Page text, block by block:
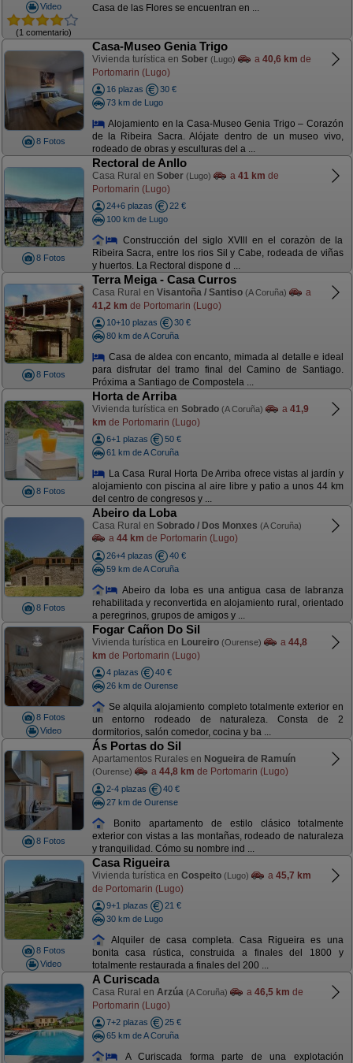
Video
(1 comentario)
Casa de las Flores se encuentran en ...
8 Fotos
Casa-Museo Genia Trigo
Vivienda turística en Sober (Lugo) a 40,6 km de
Portomarin (Lugo)
16 plazas
30 €
73 km de Lugo
Alojamiento en la Casa-Museo Genia Trigo – Corazón
de la Ribeira Sacra. Alójate dentro de un museo vivo,
rodeado de obras y esculturas del a ...
8 Fotos
Rectoral de Anllo
Casa Rural en Sober (Lugo) a 41 km de
Portomarin (Lugo)
24+6 plazas
22 €
100 km de Lugo
Construcción del siglo XVlll en el corazòn de la
Ribeira Sacra, entre los rios Sil y Cabe, rodeada de viñas
y huertos. La Rectoral dispone d ...
8 Fotos
Terra Meiga - Casa Curros
Casa Rural en Visantoña / Santiso (A Coruña)
a
41,2 km de Portomarin (Lugo)
10+10 plazas
30 €
80 km de A Coruña
Casa de aldea con encanto, mimada al detalle e ideal
para disfrutar del tramo final del Camino de Santiago.
Próxima a Santiago de Compostela ...
8 Fotos
Horta de Arriba
Vivienda turística en Sobrado (A Coruña) a 41,9
km de Portomarin (Lugo)
6+1 plazas
50 €
61 km de A Coruña
La Casa Rural Horta De Arriba ofrece vistas al jardín y
alojamiento con piscina al aire libre y patio a unos 44 km
del centro de congresos y ...
8 Fotos
Abeiro da Loba
Casa Rural en Sobrado / Dos Monxes (A Coruña)
a 44 km de Portomarin (Lugo)
26+4 plazas
40 €
59 km de A Coruña
Abeiro da loba es una antigua casa de labranza
rehabilitada y reconvertida en alojamiento rural, orientado
a peregrinos, grupos de amigos y ...
8 Fotos
Video
Fogar Cañon Do Sil
Vivienda turística en Loureiro (Ourense) a 44,8
km de Portomarin (Lugo)
4 plazas
40 €
26 km de Ourense
Se alquila alojamiento completo totalmente exterior en
un entorno rodeado de naturaleza. Consta de 2
dormitorios, salón comedor, cocina y ba ...
8 Fotos
Ás Portas do Sil
Apartamentos Rurales en Nogueira de Ramuín
(Ourense) a 44,8 km de Portomarin (Lugo)
2-4 plazas
40 €
27 km de Ourense
Bonito apartamento de estilo clásico totalmente
exterior con vistas a las montañas, rodeado de naturaleza
y tranquilidad. Cómo su nombre ind ...
8 Fotos
Video
Casa Rigueira
Vivienda turística en Cospeito (Lugo) a 45,7 km
de Portomarin (Lugo)
9+1 plazas
21 €
30 km de Lugo
Alquiler de casa completa. Casa Rigueira es una
bonita casa rústica, construida a finales del 1800 y
totalmente restaurada a finales del 200 ...
A Curiscada
Casa Rural en Arzúa (A Coruña) a 46,5 km de
Portomarin (Lugo)
7+2 plazas
25 €
65 km de A Coruña
A Curiscada forma parte de una explotación